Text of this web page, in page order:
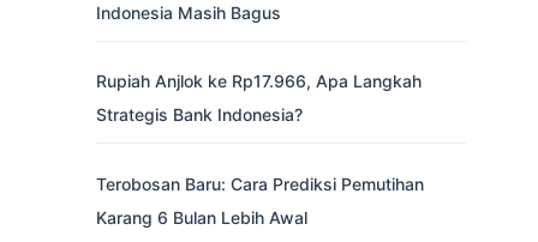
Indonesia Masih Bagus
Rupiah Anjlok ke Rp17.966, Apa Langkah
Strategis Bank Indonesia?
Terobosan Baru: Cara Prediksi Pemutihan
Karang 6 Bulan Lebih Awal